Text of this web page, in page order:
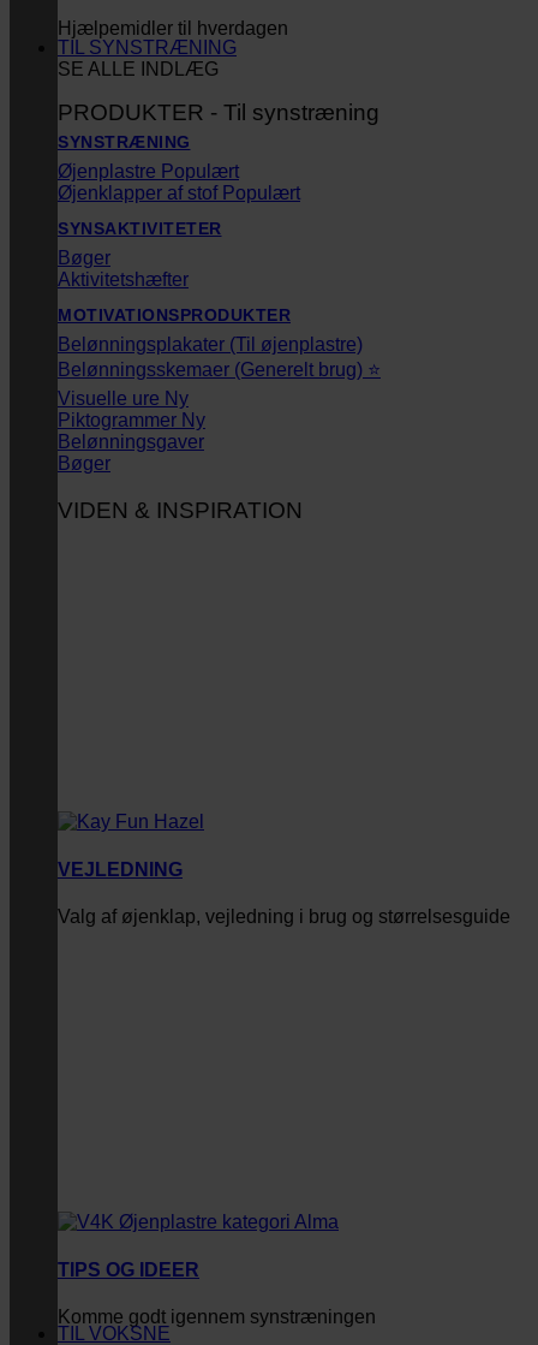
Hjælpemidler til hverdagen
SE ALLE INDLÆG
TIL SYNSTRÆNING
PRODUKTER - Til synstræning
SYNSTRÆNING
Øjenplastre
Øjenklapper af stof
SYNSAKTIVITETER
Bøger
Aktivitetshæfter
MOTIVATIONSPRODUKTER
Belønningsplakater (Til øjenplastre)
Belønningsskemaer (Generelt brug) ⭐
Visuelle ure
Piktogrammer
Belønningsgaver
Bøger
VIDEN & INSPIRATION
VEJLEDNING
Valg af øjenklap, vejledning i brug og størrelsesguide
TIPS OG IDEER
Komme godt igennem synstræningen
TIL VOKSNE